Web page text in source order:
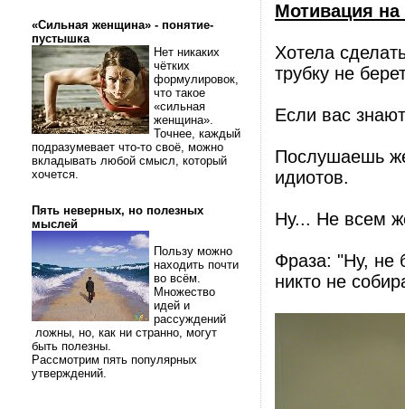
«Сильная женщина» - понятие-
пустышка
Нет никаких
чётких
формулировок,
что такое
«сильная
женщина».
Точнее, каждый
подразумевает что-то своё, можно
вкладывать любой смысл, который
хочется.
Пять неверных, но полезных
мыслей
Пользу можно
находить почти
во всём.
Множество
идей и
рассуждений
ложны, но, как ни странно, могут
быть полезны.
Рассмотрим пять популярных
утверждений.
Мотивация на
Хотела
трубку не
Если вас
Послушаешь
идиотов.
Ну... Не всем
Фраза: "Ну, не
никто не